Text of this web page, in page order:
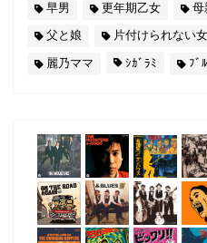
早男
更年期乙女 母
父と娘
片付けられない女
麗乃ママ ｼｶﾞﾗﾐ ﾌﾞ